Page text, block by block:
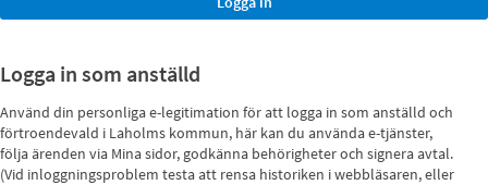
Logga in som anställd
Använd din personliga e-legitimation för att logga in som anställd och
förtroendevald i Laholms kommun, här kan du använda e-tjänster,
följa ärenden via Mina sidor, godkänna behörigheter och signera avtal.
(Vid inloggningsproblem testa att rensa historiken i webbläsaren, eller